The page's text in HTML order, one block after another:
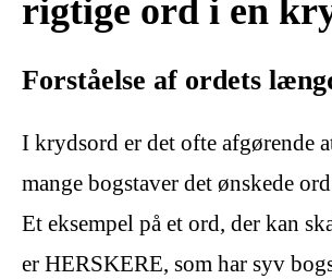
rigtige ord i en
Forståelse af ordets
I krydsord er det ofte afgørende
mange bogstaver det ønskede
Et eksempel på et ord, der kan
er HERSKERE, som har syv